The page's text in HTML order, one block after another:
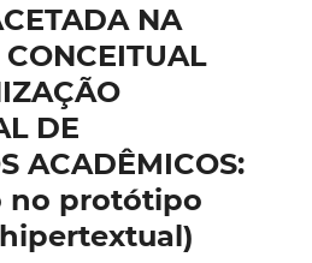
NA
DE
ACADÊMICOS:
no protótipo